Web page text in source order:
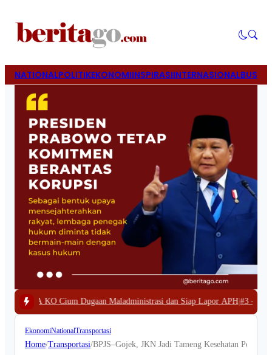
NATIONALPOLITIKEKONOMIINSPIRASIINTERNASIONAL
Maladministrasi dan Siap Lapor APH|#3 -Polda Papua Barat
EkonomiNationalTransportasi
Home/Transportasi/BPJS–Gojek, JKN Jadi Tameng Kesehatan